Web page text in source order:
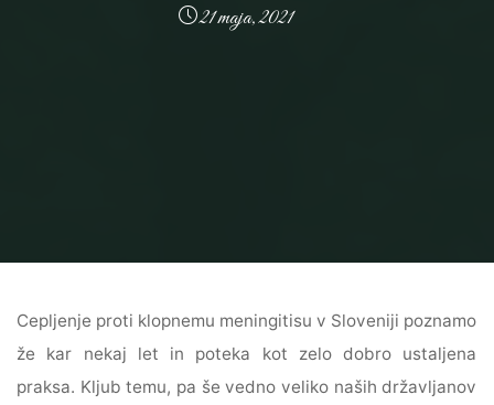
21 maja, 2021
Cepljenje proti klopnemu meningitisu v Sloveniji poznamo
že kar nekaj let in poteka kot zelo dobro ustaljena
praksa. Kljub temu, pa še vedno veliko naših državljanov